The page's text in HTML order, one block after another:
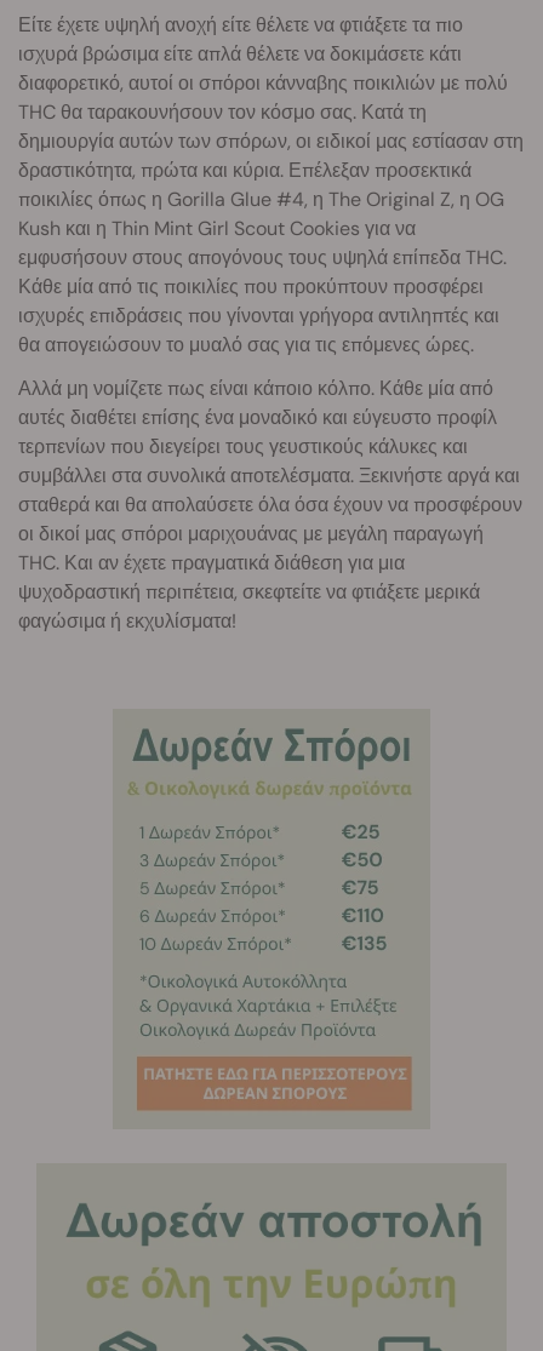
Είτε έχετε υψηλή ανοχή είτε θέλετε να φτιάξετε τα πιο
ισχυρά βρώσιμα είτε απλά θέλετε να δοκιμάσετε κάτι
διαφορετικό, αυτοί οι σπόροι κάνναβης ποικιλιών με πολύ
THC θα ταρακουνήσουν τον κόσμο σας. Κατά τη
δημιουργία αυτών των σπόρων, οι ειδικοί μας εστίασαν στη
δραστικότητα, πρώτα και κύρια. Επέλεξαν προσεκτικά
ποικιλίες όπως η Gorilla Glue #4, η The Original Z, η OG
Kush και η Thin Mint Girl Scout Cookies για να
εμφυσήσουν στους απογόνους τους υψηλά επίπεδα THC.
Κάθε μία από τις ποικιλίες που προκύπτουν προσφέρει
ισχυρές επιδράσεις που γίνονται γρήγορα αντιληπτές και
θα απογειώσουν το μυαλό σας για τις επόμενες ώρες.
Αλλά μη νομίζετε πως είναι κάποιο κόλπο. Κάθε μία από
αυτές διαθέτει επίσης ένα μοναδικό και εύγευστο προφίλ
τερπενίων που διεγείρει τους γευστικούς κάλυκες και
συμβάλλει στα συνολικά αποτελέσματα. Ξεκινήστε αργά και
σταθερά και θα απολαύσετε όλα όσα έχουν να προσφέρουν
οι δικοί μας σπόροι μαριχουάνας με μεγάλη παραγωγή
THC. Και αν έχετε πραγματικά διάθεση για μια
ψυχοδραστική περιπέτεια, σκεφτείτε να φτιάξετε μερικά
φαγώσιμα ή εκχυλίσματα!